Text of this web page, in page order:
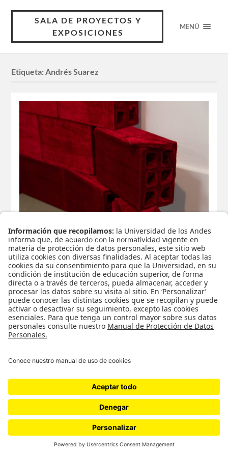
SALA DE PROYECTOS Y
EXPOSICIONES
MENÚ
Etiqueta:Andrés Suarez
NOSTOS Partida y retorno /
curaduría de Mariana Bonilla y
Snyder Moreno
NOSTOS Partida y Retorno “Partir teniendo un centro
sólido, aún simbólico; regresar, sabiendo que siempre hay
“otro lugar” donde puede expresarse una parte de mi ser”.
Michel Maffesoli…